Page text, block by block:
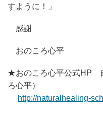
すように！」
感謝
おのころ心平
★おのころ心平公式HP
ろ心平）
http://naturalhealing-